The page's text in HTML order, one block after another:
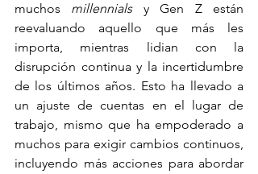
muchos millennials y Gen Z están
reevaluando aquello que más les
importa, mientras lidian con la
disrupción continua y la incertidumbre
de los últimos años. Esto ha llevado a
un ajuste de cuentas en el lugar de
trabajo, mismo que ha empoderado a
muchos para exigir cambios continuos,
incluyendo más acciones para abordar